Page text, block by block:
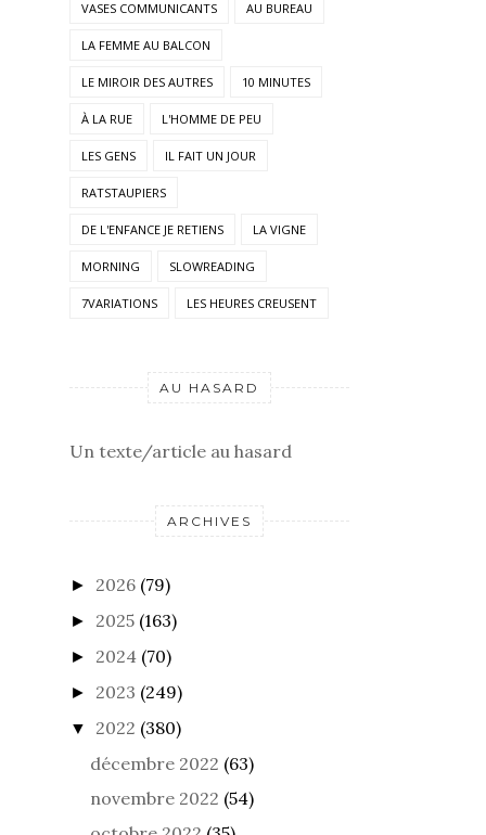
VASES COMMUNICANTS AU BUREAU
LA FEMME AU BALCON
LE MIROIR DES AUTRES 10 MINUTES
À LA RUE L'HOMME DE PEU
LES GENS IL FAIT UN JOUR
RATSTAUPIERS
DE L'ENFANCE JE RETIENS LA VIGNE
MORNING SLOWREADING
7VARIATIONS LES HEURES CREUSENT
AU HASARD
Un texte/article au hasard
ARCHIVES
► 2026 (79)
► 2025 (163)
► 2024 (70)
► 2023 (249)
▼ 2022 (380)
décembre 2022 (63)
novembre 2022 (54)